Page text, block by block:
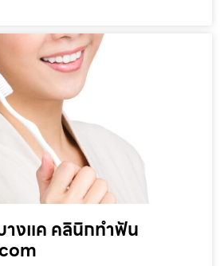
งแค คลินิกทำฟัน